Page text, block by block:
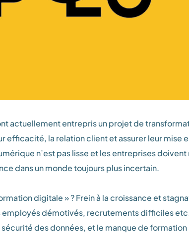
actuellement entrepris un projet de
efficacité, la relation client et assurer leur mise
n’est pas lisse et les entreprises
dans un monde toujours plus incertain.
digitale » ? Frein à la croissance et
démotivés, recrutements difficiles
des données, et le manque de